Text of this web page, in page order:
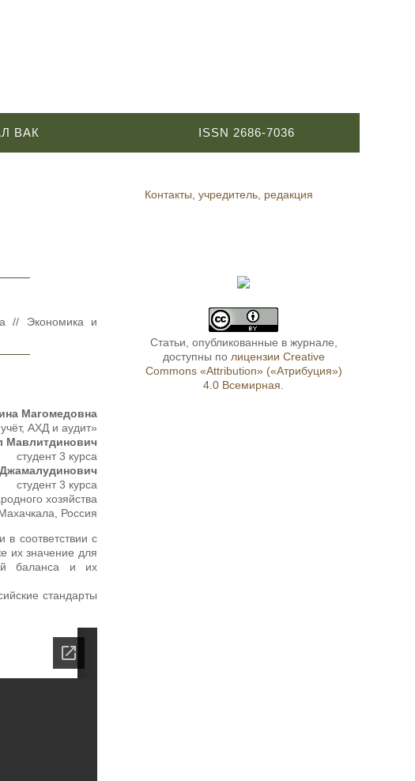
ISSN 2686-7036
ВАК
// Экономика и
Магомедовна
АХД и аудит»
Мавлитдинович
студент 3 курса
студент 3 курса
хозяйства
Россия
в соответствии с
их значение для
баланса и их
стандарты
Контакты, учредитель, редакция
Статьи, опубликованные в журнале,
доступны по лицензии Creative
Commons «Attribution» («Атрибуция»)
4.0 Всемирная